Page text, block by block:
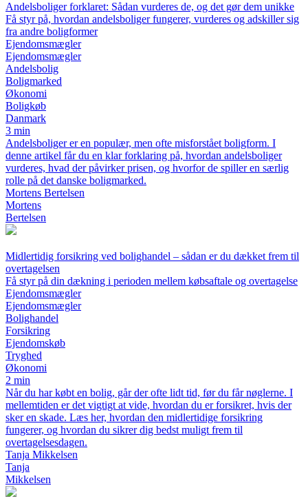
Andelsboliger forklaret: Sådan vurderes de, og det gør dem unikke
Få styr på, hvordan andelsboliger fungerer, vurderes og adskiller sig
fra andre boligformer
Ejendomsmægler
Ejendomsmægler
Andelsbolig
Boligmarked
Økonomi
Boligkøb
Danmark
3 min
Andelsboliger er en populær, men ofte misforstået boligform. I
denne artikel får du en klar forklaring på, hvordan andelsboliger
vurderes, hvad der påvirker prisen, og hvorfor de spiller en særlig
rolle på det danske boligmarked.
Mortens Bertelsen
Mortens
Bertelsen
Midlertidig forsikring ved bolighandel – sådan er du dækket frem til
overtagelsen
Få styr på din dækning i perioden mellem købsaftale og overtagelse
Ejendomsmægler
Ejendomsmægler
Bolighandel
Forsikring
Ejendomskøb
Tryghed
Økonomi
2 min
Når du har købt en bolig, går der ofte lidt tid, før du får nøglerne. I
mellemtiden er det vigtigt at vide, hvordan du er forsikret, hvis der
sker en skade. Læs her, hvordan den midlertidige forsikring
fungerer, og hvordan du sikrer dig bedst muligt frem til
overtagelsesdagen.
Tanja Mikkelsen
Tanja
Mikkelsen